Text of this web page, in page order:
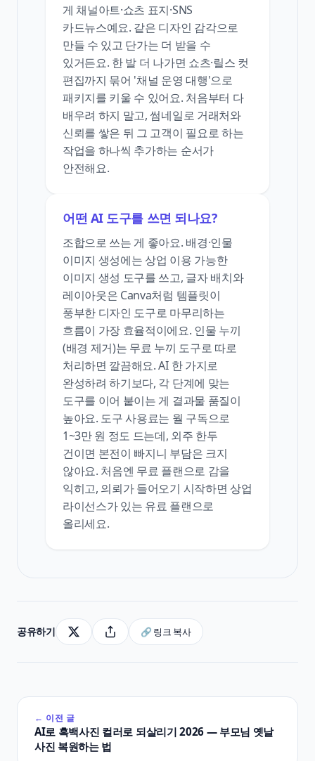
게 채널아트·쇼츠 표지·SNS
카드뉴스예요. 같은 디자인 감각으로
만들 수 있고 단가는 더 받을 수
있거든요. 한 발 더 나가면 쇼츠·릴스 컷
편집까지 묶어 '채널 운영 대행'으로
패키지를 키울 수 있어요. 처음부터 다
배우려 하지 말고, 썸네일로 거래처와
신뢰를 쌓은 뒤 그 고객이 필요로 하는
작업을 하나씩 추가하는 순서가
안전해요.
어떤 AI 도구를 쓰면 되나요?
조합으로 쓰는 게 좋아요. 배경·인물
이미지 생성에는 상업 이용 가능한
이미지 생성 도구를 쓰고, 글자 배치와
레이아웃은 Canva처럼 템플릿이
풍부한 디자인 도구로 마무리하는
흐름이 가장 효율적이에요. 인물 누끼
(배경 제거)는 무료 누끼 도구로 따로
처리하면 깔끔해요. AI 한 가지로
완성하려 하기보다, 각 단계에 맞는
도구를 이어 붙이는 게 결과물 품질이
높아요. 도구 사용료는 월 구독으로
1~3만 원 정도 드는데, 외주 한두
건이면 본전이 빠지니 부담은 크지
않아요. 처음엔 무료 플랜으로 감을
익히고, 의뢰가 들어오기 시작하면 상업
라이선스가 있는 유료 플랜으로
올리세요.
공유하기 🔗 링크 복사
← 이전 글
AI로 흑백사진 컬러로 되살리기 2026 — 부모님 옛날
사진 복원하는 법